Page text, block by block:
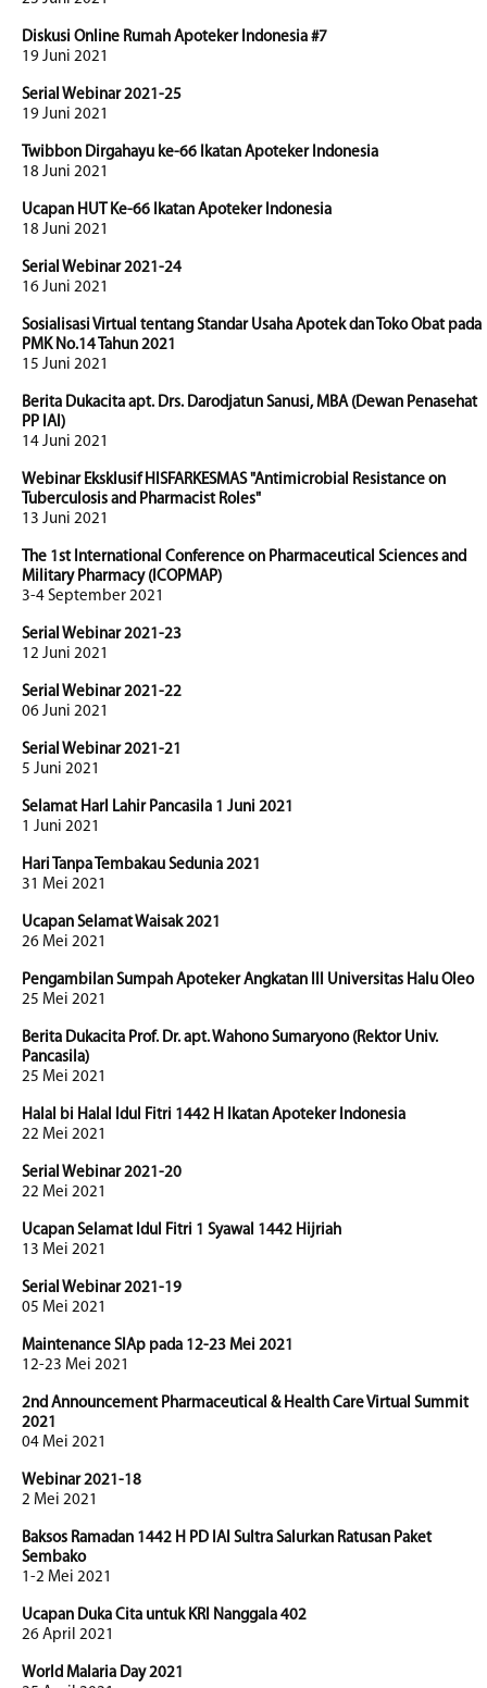
Diskusi Online Rumah Apoteker Indonesia #7
19 Juni 2021
Serial Webinar 2021-25
19 Juni 2021
Twibbon Dirgahayu ke-66 Ikatan Apoteker Indonesia
18 Juni 2021
Ucapan HUT Ke-66 Ikatan Apoteker Indonesia
18 Juni 2021
Serial Webinar 2021-24
16 Juni 2021
Sosialisasi Virtual tentang Standar Usaha Apotek dan Toko Obat pada
PMK No.14 Tahun 2021
15 Juni 2021
Berita Dukacita apt. Drs. Darodjatun Sanusi, MBA (Dewan Penasehat
PP IAI)
14 Juni 2021
Webinar Eksklusif HISFARKESMAS "Antimicrobial Resistance on
Tuberculosis and Pharmacist Roles"
13 Juni 2021
The 1st International Conference on Pharmaceutical Sciences and
Military Pharmacy (ICOPMAP)
3-4 September 2021
Serial Webinar 2021-23
12 Juni 2021
Serial Webinar 2021-22
06 Juni 2021
Serial Webinar 2021-21
5 Juni 2021
Selamat HarI Lahir Pancasila 1 Juni 2021
1 Juni 2021
Hari Tanpa Tembakau Sedunia 2021
31 Mei 2021
Ucapan Selamat Waisak 2021
26 Mei 2021
Pengambilan Sumpah Apoteker Angkatan III Universitas Halu Oleo
25 Mei 2021
Berita Dukacita Prof. Dr. apt. Wahono Sumaryono (Rektor Univ.
Pancasila)
25 Mei 2021
Halal bi Halal Idul Fitri 1442 H Ikatan Apoteker Indonesia
22 Mei 2021
Serial Webinar 2021-20
22 Mei 2021
Ucapan Selamat Idul Fitri 1 Syawal 1442 Hijriah
13 Mei 2021
Serial Webinar 2021-19
05 Mei 2021
Maintenance SIAp pada 12-23 Mei 2021
12-23 Mei 2021
2nd Announcement Pharmaceutical & Health Care Virtual Summit
2021
04 Mei 2021
Webinar 2021-18
2 Mei 2021
Baksos Ramadan 1442 H PD IAI Sultra Salurkan Ratusan Paket
Sembako
1-2 Mei 2021
Ucapan Duka Cita untuk KRI Nanggala 402
26 April 2021
World Malaria Day 2021